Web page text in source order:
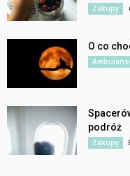
Zakupy
O co
podróż
Zakupy